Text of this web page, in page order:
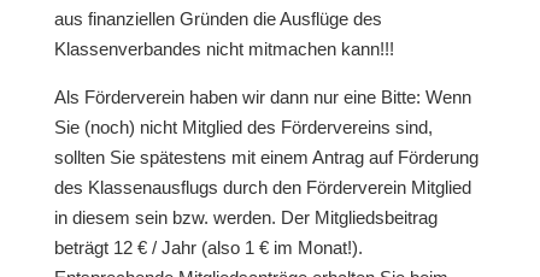
aus finanziellen Gründen die Ausflüge des
Klassenverbandes nicht mitmachen kann!!!
Als Förderverein haben wir dann nur eine Bitte: Wenn
Sie (noch) nicht Mitglied des Fördervereins sind,
sollten Sie spätestens mit einem Antrag auf Förderung
des Klassenausflugs durch den Förderverein Mitglied
in diesem sein bzw. werden. Der Mitgliedsbeitrag
beträgt 12 € / Jahr (also 1 € im Monat!).